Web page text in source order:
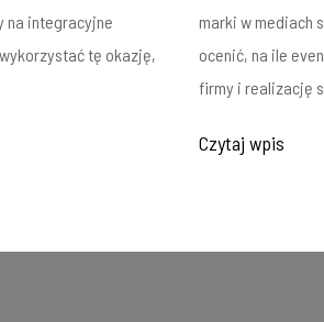
na integracyjne
tę okazję,
marki w mediach
ocenić, na ile
firmy i realizację
Czytaj wpis